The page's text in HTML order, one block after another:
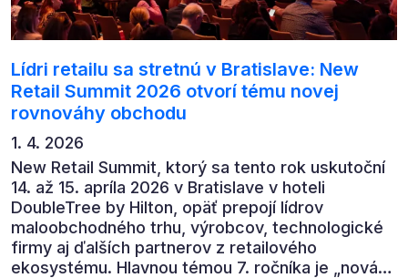
Lídri retailu sa stretnú v Bratislave: New
Retail Summit 2026 otvorí tému novej
rovnováhy obchodu
1. 4. 2026
New Retail Summit, ktorý sa tento rok uskutoční
14. až 15. apríla 2026 v Bratislave v hoteli
DoubleTree by Hilton, opäť prepojí lídrov
maloobchodného trhu, výrobcov, technologické
firmy aj ďalších partnerov z retailového
ekosystému. Hlavnou témou 7. ročníka je „nová